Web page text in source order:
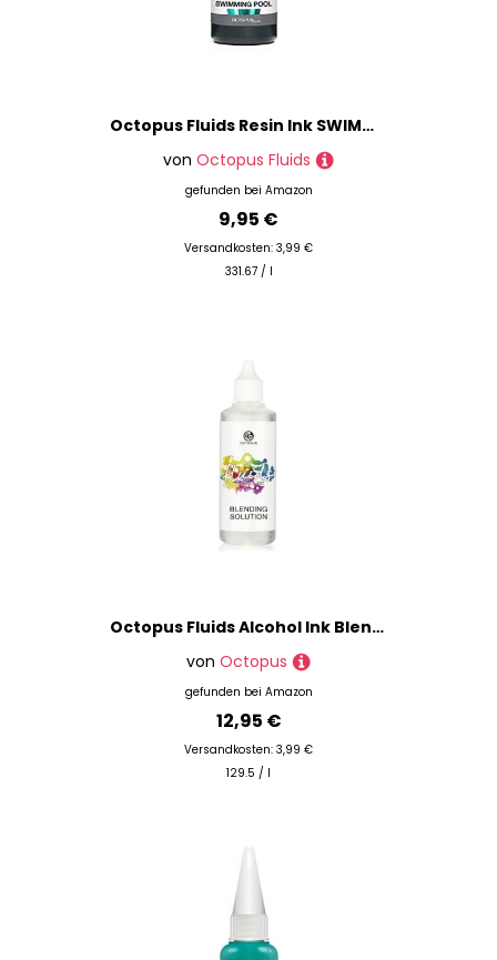
Octopus Fluids Resin Ink SWIMMING POOL, Alcohol Ink für Epoxidharz und UV-Resin, Resin-Farbe, Harz-Farbe türkis, 30 ml
von Octopus Fluids
gefunden bei Amazon
9,95 €
Versandkosten: 3,99 €
331.67 / l
Octopus Fluids Alcohol Ink Blending Solution,Extender,Blendinglösung für Alkoholtinte,farblos,100 ml
von Octopus
gefunden bei Amazon
12,95 €
Versandkosten: 3,99 €
129.5 / l